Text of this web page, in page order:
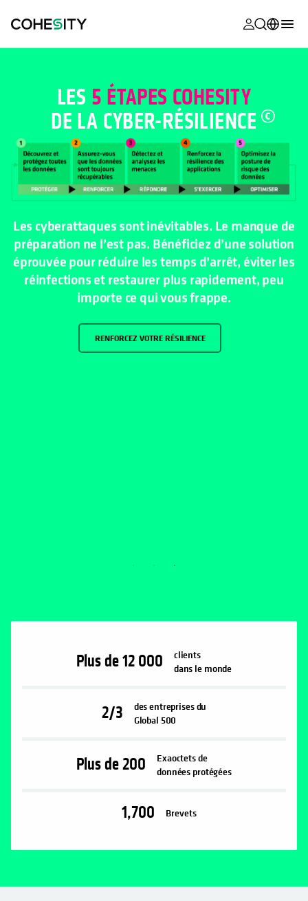
s’ouvre
s’ouvre
Alta
s’ouvre
Assistance
s’ouvre
produit
s’ouvre
s’ouvre
Cohesity
Community
s’ouvre
Partenaires
s’ouvre
English (U.S.)
Deutsch (Germany)
日本語 (Japan)
Português (Brazil)
한국어 (South
Español (Spain)
LES 5 ÉTAPES COHESITY
DE LA CYBER-RÉSILIENCE
Les cyberattaques sont inévitables. Le manque de
préparation ne l’est pas. Bénéficiez d’une solution
éprouvée pour réduire les temps d’arrêt, éviter les
réinfections et restaurer plus rapidement, peu
importe ce qui vous frappe.
RENFORCEZ VOTRE RÉSILIENCE
Plus de12 000
clients
dans le monde
2/3
des entreprises du
Global 500
Plus de200
Exaoctets de
données protégées
1,700 Brevets